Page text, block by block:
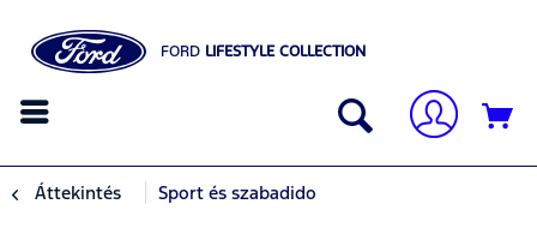
FORD LIFESTYLE COLLECTION
Áttekintés Sport és szabadido